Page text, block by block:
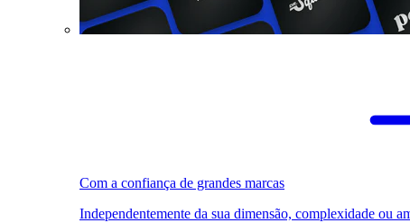
Com a confiança de grandes marcas
Independentemente da sua dimensão, complexidade ou